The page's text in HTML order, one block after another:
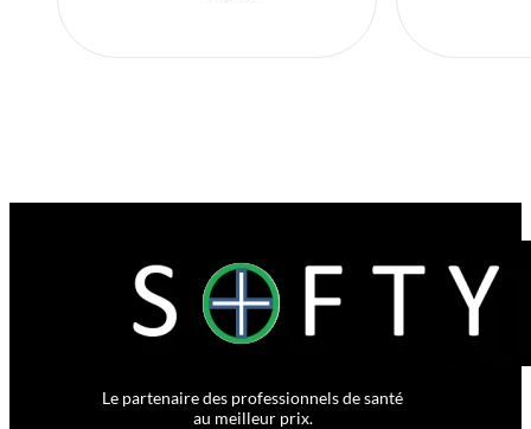
Le partenaire des professionnels de santé
au meilleur prix.